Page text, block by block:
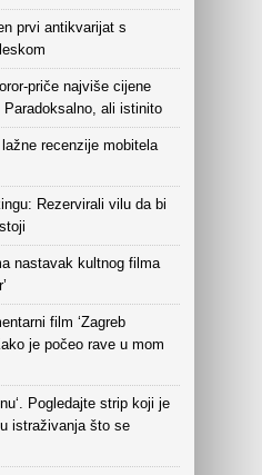
prvi antikvarijat s
priče najviše cijene
ali istinito
recenzije mobitela
Rezervirali vilu da bi
nastavak kultnog filma
film ‘Zagreb
je počeo rave u mom
Pogledajte strip koji je
istraživanja što se